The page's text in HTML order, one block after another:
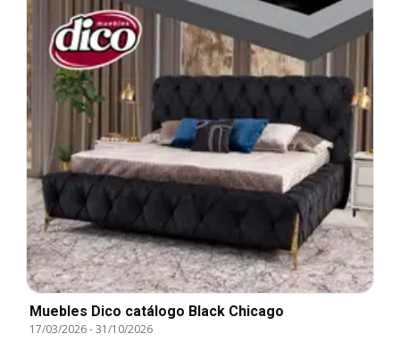
Muebles Dico catálogo Black Chicago
17/03/2026-31/10/2026